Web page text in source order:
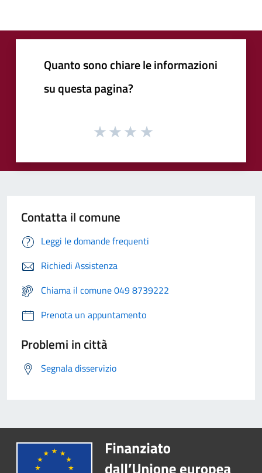
Quanto sono chiare le informazioni
su questa pagina?
Contatta il comune
Leggi le domande frequenti
Richiedi Assistenza
Chiama il comune 049 8739222
Prenota un appuntamento
Problemi in città
Segnala disservizio